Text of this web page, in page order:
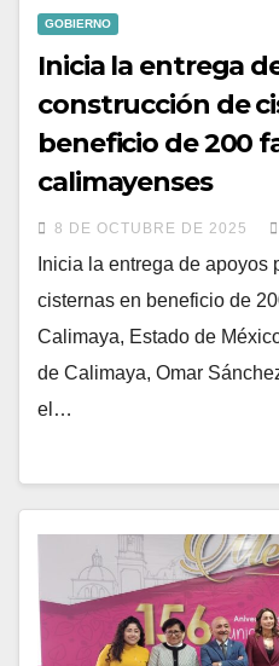
GOBIERNO
Inicia la entrega
construcción de
beneficio de 200
calimayenses
8 DE OCTUBRE DE 2025
Inicia la entrega de apoyos
cisternas en beneficio de
Calimaya, Estado de
de Calimaya, Omar
el…